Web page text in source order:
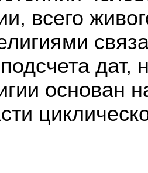
всего
основан